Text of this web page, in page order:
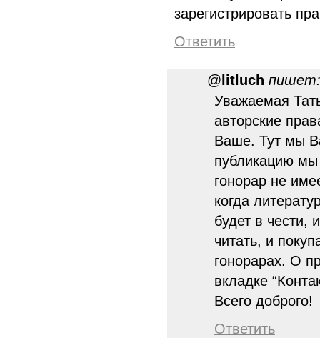
зарегистрировать
Ответить
@ litluch пишет:
Уважаемая
авторские
Ваше. Тут мы
публикацию
гонорар не
когда
будет в чести,
читать, и
гонорарах. О
вкладке
Всего доброго!
Ответить